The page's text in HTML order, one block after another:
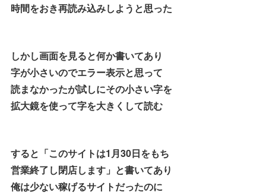
時間をおき再読み込みしようと思った
しかし画面を見ると何か書いてあり
字が小さいのでエラー表示と思って
読まなかったが試しにその小さい字を
拡大鏡を使って字を大きくして読む
すると「このサイトは1月30日をもち
営業終了し閉店します」と書いてあり
俺は少ない稼げるサイトだったのに